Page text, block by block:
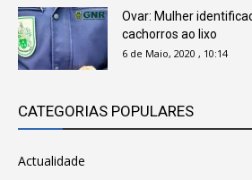
Ovar: Mulher
cachorros ao lixo
6 de Maio, 2020 , 10:14
CATEGORIAS POPULARES
Actualidade